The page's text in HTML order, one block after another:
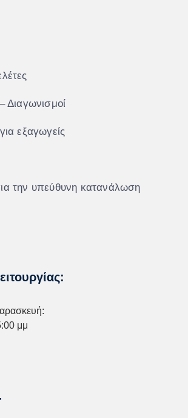
Διαγωνισμοί
εξαγωγείς
την υπεύθυνη κατανάλωση
μμ